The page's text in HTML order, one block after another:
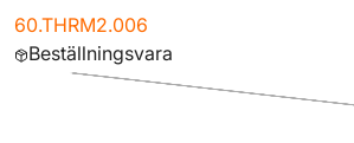
60.THRM2.006
Beställningsvara